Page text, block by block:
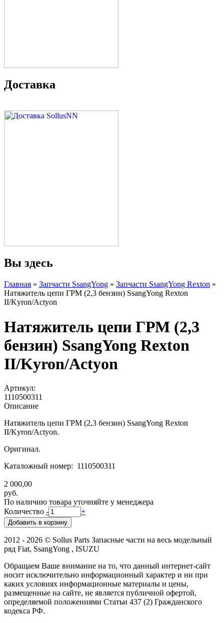
Доставка
Вы здесь
Главная » Запчасти SsangYong » Запчасти SsangYong Rexton »
Натяжитель цепи ГРМ (2,3 бензин) SsangYong Rexton
II/Kyron/Actyon
Натяжитель цепи ГРМ (2,3
бензин) SsangYong Rexton
II/Kyron/Actyon
Артикул:
1110500311
Описание
Натяжитель цепи ГРМ (2,3 бензин) SsangYong Rexton
II/Kyron/Actyon.
Оригинал.
Каталожный номер: 1110500311
2 000,00
руб.
По наличию товара уточняйте у менеджера
Количество - +
2012 - 2026 © Sollus Parts Запасные части на весь модельный
ряд Fiat, SsangYong , ISUZU
Обращаем Ваше внимание на то, что данный интернет-сайт
носит исключительно информационный характер и ни при
каких условиях информационные материалы и цены,
размещенные на сайте, не является публичной офертой,
определяемой положениями Статьи 437 (2) Гражданского
кодекса РФ.